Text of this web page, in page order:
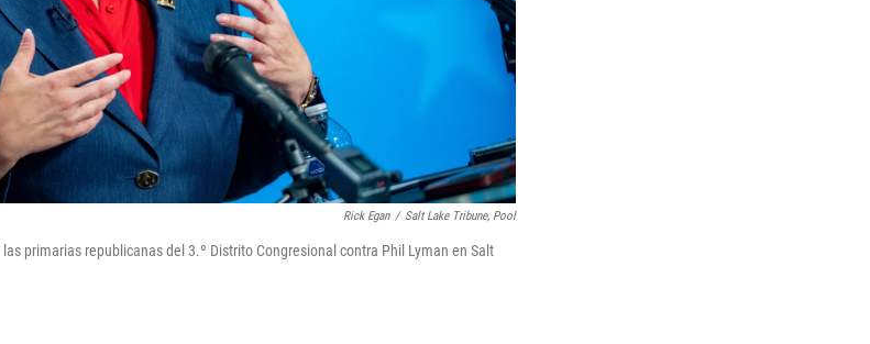
Rick Egan / Salt Lake Tribune, Pool
primarias republicanas del 3.º Distrito Congresional contra Phil Lyman en Salt